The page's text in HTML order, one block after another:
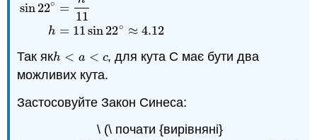
sin22∘
h
=
11
= 11 sin22∘ ≈ 4.12
sin22∘ =h 11h
Так якh < a < c
h <a <c
, для кута C має бути два
можливих кута.
Застосовуйте Закон Синеса:
\ (\ почати {вирівняні}